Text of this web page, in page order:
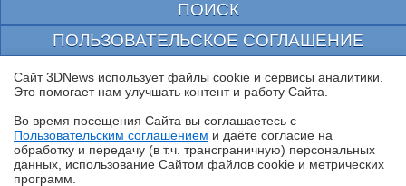
ПОИСК
ПОЛЬЗОВАТЕЛЬСКОЕ СОГЛАШЕНИЕ
ЗАЩИЩЕНО CURATOR
© 1997—2026 Электронное периодическое издание "3ДНьюс" | Свидетельство о
выдано Федеральной Службой по надзору за соблюдением законодательства в сфере
массовых коммуникаций и охране культурного наследия
При цитировании документа ссылка на сайт с указанием автора обязательна. Полное
заимствование документа является нарушением
российского и международного законодательства и возможно только с согласия
Сайт 3DNews использует файлы cookie и сервисы аналитики.
Это помогает нам улучшать контент и работу Cайта.
Во время посещения Cайта вы соглашаетесь с
Пользовательским соглашением и даёте согласие на
обработку и передачу (в т.ч. трансграничную) персональных
данных, использование Cайтом файлов cookie и метрических
программ.